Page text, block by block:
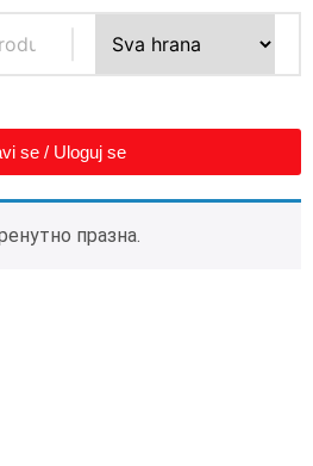
se / Uloguj se
празна.